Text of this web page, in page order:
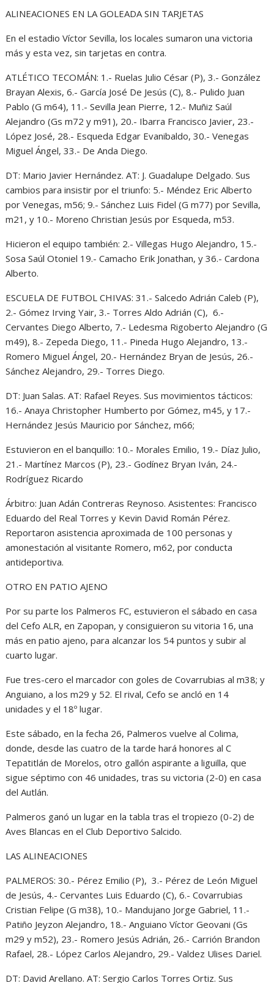
ALINEACIONES EN LA GOLEADA SIN TARJETAS
En el estadio Víctor Sevilla, los locales sumaron una victoria
más y esta vez, sin tarjetas en contra.
ATLÉTICO TECOMÁN: 1.- Ruelas Julio César (P), 3.- González
Brayan Alexis, 6.- García José De Jesús (C), 8.- Pulido Juan
Pablo (G m64), 11.- Sevilla Jean Pierre, 12.- Muñiz Saúl
Alejandro (Gs m72 y m91), 20.- Ibarra Francisco Javier, 23.-
López José, 28.- Esqueda Edgar Evanibaldo, 30.- Venegas
Miguel Ángel, 33.- De Anda Diego.
DT: Mario Javier Hernández. AT: J. Guadalupe Delgado. Sus
cambios para insistir por el triunfo: 5.- Méndez Eric Alberto
por Venegas, m56; 9.- Sánchez Luis Fidel (G m77) por Sevilla,
m21, y 10.- Moreno Christian Jesús por Esqueda, m53.
Hicieron el equipo también: 2.- Villegas Hugo Alejandro, 15.-
Sosa Saúl Otoniel 19.- Camacho Erik Jonathan, y 36.- Cardona
Alberto.
ESCUELA DE FUTBOL CHIVAS: 31.- Salcedo Adrián Caleb (P),
2.- Gómez Irving Yair, 3.- Torres Aldo Adrián (C), 6.-
Cervantes Diego Alberto, 7.- Ledesma Rigoberto Alejandro (G
m49), 8.- Zepeda Diego, 11.- Pineda Hugo Alejandro, 13.-
Romero Miguel Ángel, 20.- Hernández Bryan de Jesús, 26.-
Sánchez Alejandro, 29.- Torres Diego.
DT: Juan Salas. AT: Rafael Reyes. Sus movimientos tácticos:
16.- Anaya Christopher Humberto por Gómez, m45, y 17.-
Hernández Jesús Mauricio por Sánchez, m66;
Estuvieron en el banquillo: 10.- Morales Emilio, 19.- Díaz Julio,
21.- Martínez Marcos (P), 23.- Godínez Bryan Iván, 24.-
Rodríguez Ricardo
Árbitro: Juan Adán Contreras Reynoso. Asistentes: Francisco
Eduardo del Real Torres y Kevin David Román Pérez.
Reportaron asistencia aproximada de 100 personas y
amonestación al visitante Romero, m62, por conducta
antideportiva.
OTRO EN PATIO AJENO
Por su parte los Palmeros FC, estuvieron el sábado en casa
del Cefo ALR, en Zapopan, y consiguieron su vitoria 16, una
más en patio ajeno, para alcanzar los 54 puntos y subir al
cuarto lugar.
Fue tres-cero el marcador con goles de Covarrubias al m38; y
Anguiano, a los m29 y 52. El rival, Cefo se ancló en 14
unidades y el 18º lugar.
Este sábado, en la fecha 26, Palmeros vuelve al Colima,
donde, desde las cuatro de la tarde hará honores al C
Tepatitlán de Morelos, otro gallón aspirante a liguilla, que
sigue séptimo con 46 unidades, tras su victoria (2-0) en casa
del Autlán.
Palmeros ganó un lugar en la tabla tras el tropiezo (0-2) de
Aves Blancas en el Club Deportivo Salcido.
LAS ALINEACIONES
PALMEROS: 30.- Pérez Emilio (P), 3.- Pérez de León Miguel
de Jesús, 4.- Cervantes Luis Eduardo (C), 6.- Covarrubias
Cristian Felipe (G m38), 10.- Mandujano Jorge Gabriel, 11.-
Patiño Jeyzon Alejandro, 18.- Anguiano Víctor Geovani (Gs
m29 y m52), 23.- Romero Jesús Adrián, 26.- Carrión Brandon
Rafael, 28.- López Carlos Alejandro, 29.- Valdez Ulises Dariel.
DT: David Arellano. AT: Sergio Carlos Torres Ortiz. Sus